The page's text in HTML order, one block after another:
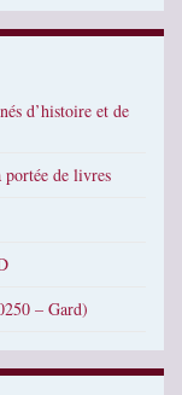
d’histoire et de
portée de livres
– Gard)